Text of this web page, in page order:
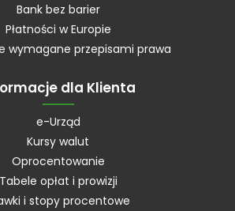
Bank bez barier
Płatności w Europie
wymagane przepisami prawa
dla Klienta
e-Urząd
Kursy walut
Oprocentowanie
Tabele opłat i prowizji
i stopy procentowe